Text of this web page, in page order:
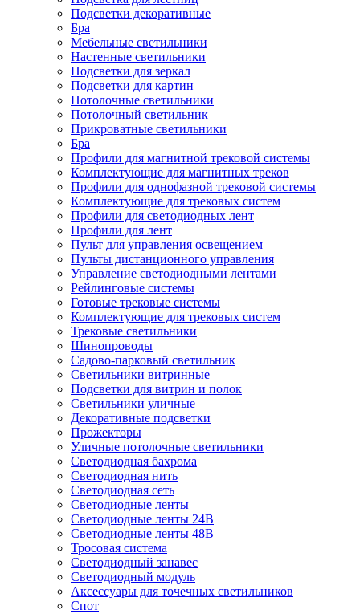
Подсветки декоративные
Бра
Мебельные светильники
Настенные светильники
Подсветки для зеркал
Подсветки для картин
Потолочные светильники
Потолочный светильник
Прикроватные светильники
Бра
Профили для магнитной трековой системы
Комплектующие для магнитных треков
Профили для однофазной трековой системы
Комплектующие для трековых систем
Профили для светодиодных лент
Профили для лент
Пульт для управления освещением
Пульты дистанционного управления
Управление светодиодными лентами
Рейлинговые системы
Готовые трековые системы
Комплектующие для трековых систем
Трековые светильники
Шинопроводы
Садово-парковый светильник
Светильники витринные
Подсветки для витрин и полок
Светильники уличные
Декоративные подсветки
Прожекторы
Уличные потолочные светильники
Светодиодная бахрома
Светодиодная нить
Светодиодная сеть
Светодиодные ленты
Светодиодные ленты 24В
Светодиодные ленты 48В
Тросовая система
Светодиодный занавес
Светодиодный модуль
Аксессуары для точечных светильников
Спот